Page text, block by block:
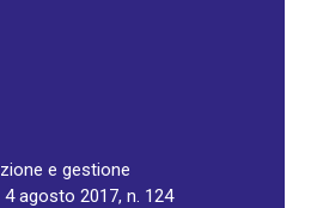
e gestione
agosto 2017, n. 124